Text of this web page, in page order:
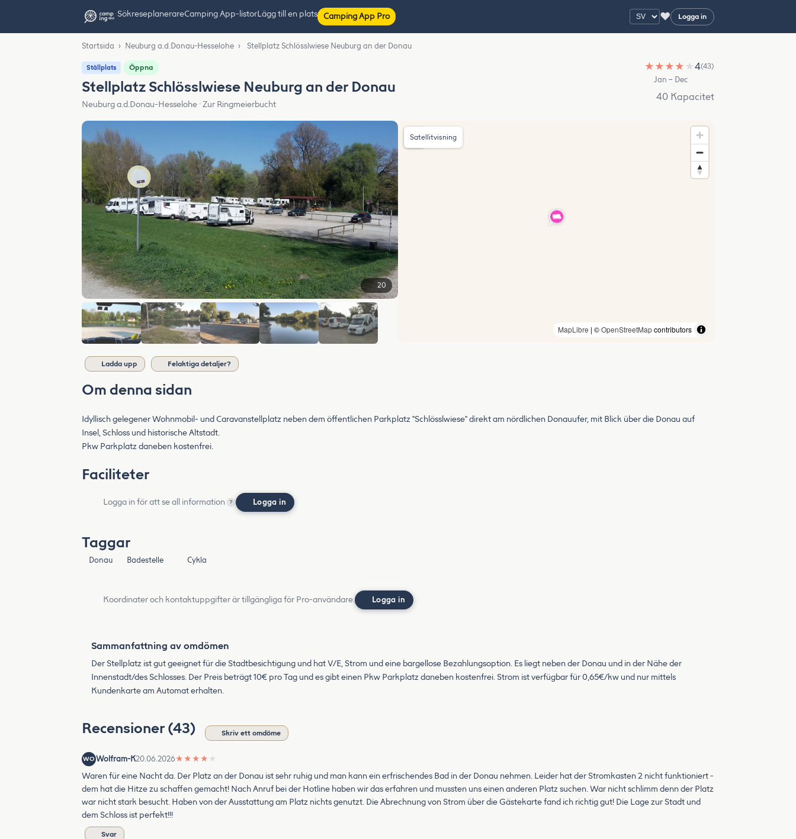
SökreseplanerareCamping App-listorLägg till en plats Camping App Pro ♥ Logga in
Startsida › Neuburg a.d.Donau-Hesselohe › Stellplatz Schlösslwiese Neuburg an der Donau
Ställplats Öppna
Stellplatz Schlösslwiese Neuburg an der Donau
Neuburg a.d.Donau-Hesselohe · Zur Ringmeierbucht
★ ★ ★ ★ ★4(43)
Jan – Dec
40 Kapacitet
20
MapLibre | ©OpenStreetMapcontributors
Satellitvisning
Ladda upp Felaktiga detaljer?
Om denna sidan
Idyllisch gelegener Wohnmobil- und Caravanstellplatz neben dem öffentlichen Parkplatz "Schlösslwiese" direkt am nördlichen Donauufer, mit Blick über die Donau auf
Insel, Schloss und historische Altstadt.
Pkw Parkplatz daneben kostenfrei.
Faciliteter
Logga in för att se all information ? Logga in
Taggar
Donau Badestelle Cykla
Koordinater och kontaktuppgifter är tillgängliga för Pro-användare. Logga in
Sammanfattning av omdömen
Der Stellplatz ist gut geeignet für die Stadtbesichtigung und hat V/E, Strom und eine bargellose Bezahlungsoption. Es liegt neben der Donau und in der Nähe der
Innenstadt/des Schlosses. Der Preis beträgt 10€ pro Tag und es gibt einen Pkw Parkplatz daneben kostenfrei. Strom ist verfügbar für 0,65€/kw und nur mittels
Kundenkarte am Automat erhalten.
Recensioner (43) Skriv ett omdöme
WO Wolfram-K20.06.2026★ ★ ★ ★ ★
Waren für eine Nacht da. Der Platz an der Donau ist sehr ruhig und man kann ein erfrischendes Bad in der Donau nehmen. Leider hat der Stromkasten 2 nicht funktioniert -
dem hat die Hitze zu schaffen gemacht! Nach Anruf bei der Hotline haben wir das erfahren und mussten uns einen anderen Platz suchen. War nicht schlimm denn der Platz
war nicht stark besucht. Haben von der Ausstattung am Platz nichts genutzt. Die Abrechnung von Strom über die Gästekarte fand ich richtig gut! Die Lage zur Stadt und
dem Schloss ist perfekt!!!
Svar